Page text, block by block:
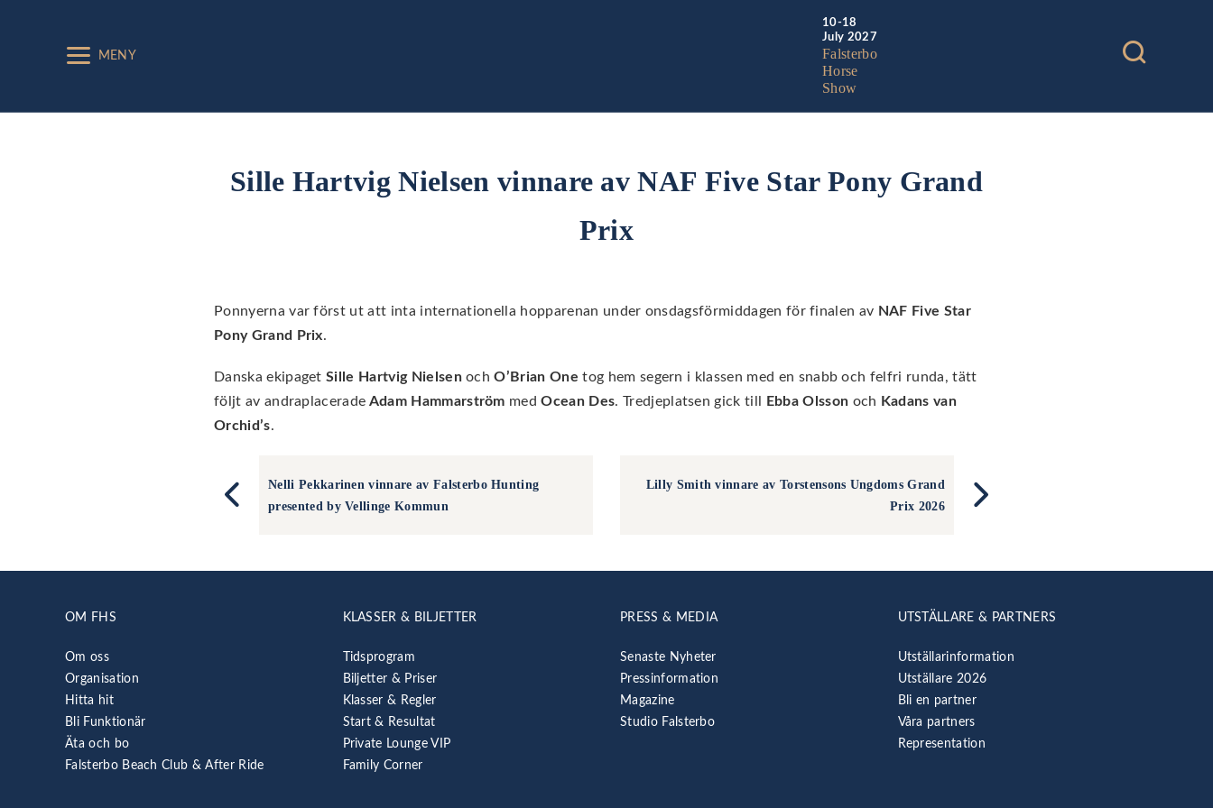
MENY
10-18
July 2027
Falsterbo
Horse
Show
Sille Hartvig Nielsen vinnare av NAF Five Star Pony Grand
Prix
Ponnyerna var först ut att inta internationella hopparenan under onsdagsförmiddagen för finalen av NAF Five Star
Pony Grand Prix.
Danska ekipagetSille Hartvig NielsenochO’Brian One tog hem segern i klassen med en snabb och felfri runda, tätt
följt av andraplacerade Adam Hammarström medOcean Des. Tredjeplatsen gick till Ebba Olsson och Kadans van
Orchid’s.
Nelli Pekkarinen vinnare av Falsterbo Hunting
presented by Vellinge Kommun
Lilly Smith vinnare av Torstensons Ungdoms Grand
Prix 2026
OM FHS
Om oss
Organisation
Hitta hit
Bli Funktionär
Äta och bo
Falsterbo Beach Club & After Ride
KLASSER & BILJETTER
Tidsprogram
Biljetter & Priser
Klasser & Regler
Start & Resultat
Private Lounge VIP
Family Corner
PRESS & MEDIA
Senaste Nyheter
Pressinformation
Magazine
Studio Falsterbo
UTSTÄLLARE & PARTNERS
Utställarinformation
Utställare 2026
Bli en partner
Våra partners
Representation